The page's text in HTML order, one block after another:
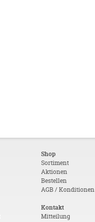
Shop
Sortiment
Aktionen
Bestellen
AGB / Konditionen
Kontakt
Mitteilung